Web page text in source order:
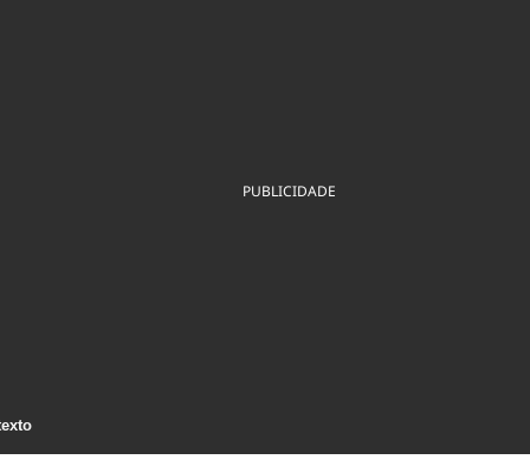
PUBLICIDADE